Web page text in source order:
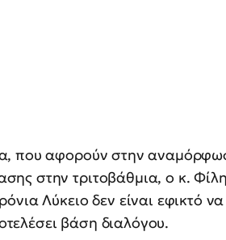
που αφορούν στην
στην τριτοβάθμια, ο κ.
Λύκειο δεν είναι εφικτό να
βάση διαλόγου.